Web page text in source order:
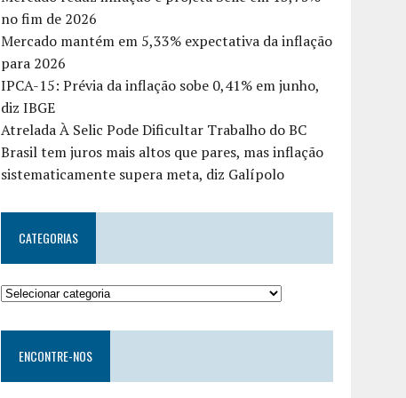
no fim de 2026
Mercado mantém em 5,33% expectativa da inflação
para 2026
IPCA-15: Prévia da inflação sobe 0,41% em junho,
diz IBGE
Atrelada À Selic Pode Dificultar Trabalho do BC
Brasil tem juros mais altos que pares, mas inflação
sistematicamente supera meta, diz Galípolo
CATEGORIAS
ENCONTRE-NOS